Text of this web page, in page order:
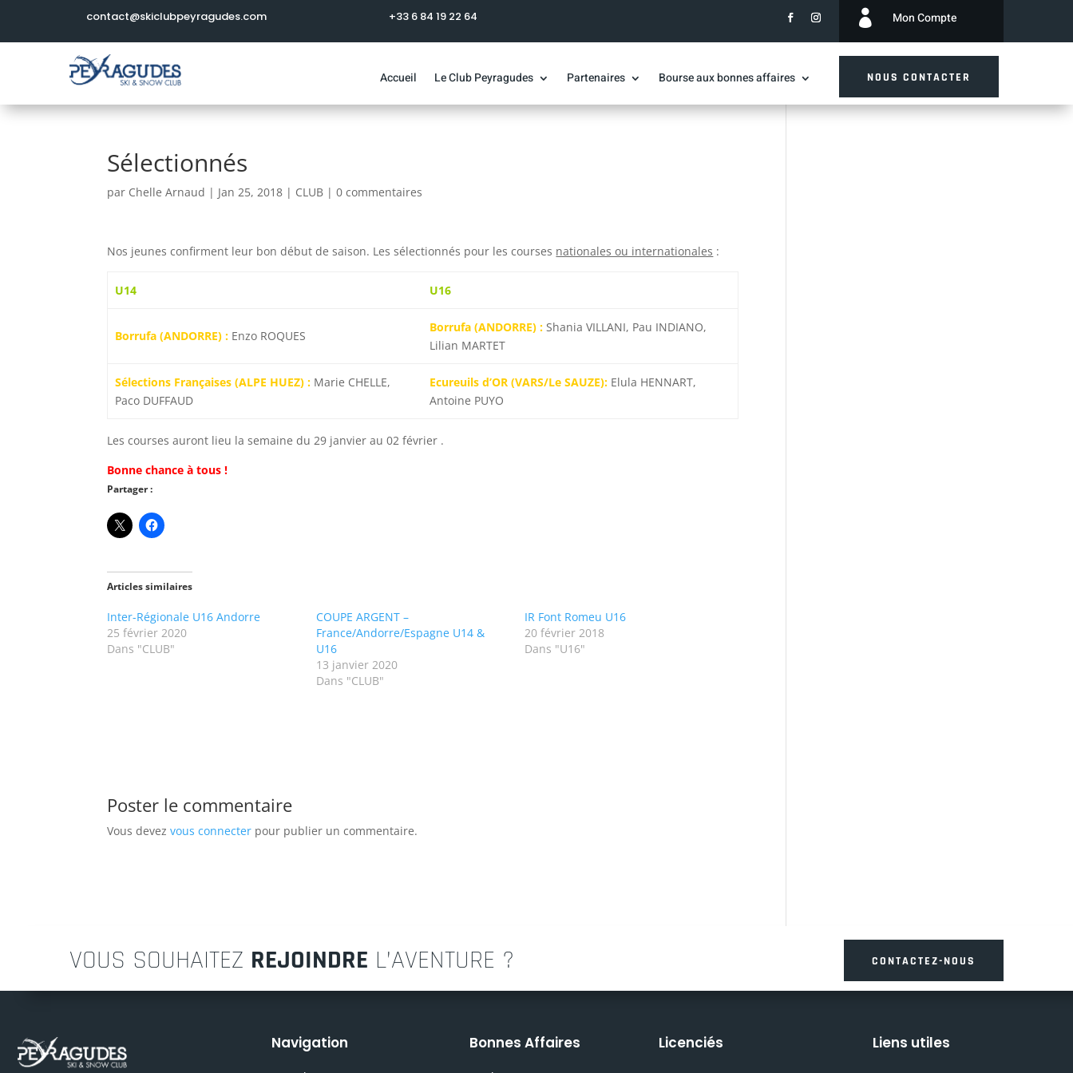
contact@skiclubpeyragudes.com +33 6 84 19 22 64  Mon Compte
Accueil Le Club Peyragudes Partenaires Bourse aux bonnes affaires NOUS CONTACTER
Sélectionnés
par Chelle Arnaud | Jan 25, 2018 | CLUB |0 commentaires
Nos jeunes confirment leur bon début de saison. Les sélectionnés pour les courses nationales ou internationales :
U14 U16
Borrufa (ANDORRE) :Enzo ROQUES
Borrufa (ANDORRE) :Shania VILLANI, Pau INDIANO,
Lilian MARTET
Sélections Françaises (ALPE HUEZ) :Marie CHELLE,
Paco DUFFAUD
Ecureuils d’OR (VARS/Le SAUZE):Elula HENNART,
Antoine PUYO
Les courses auront lieu la semaine du 29 janvier au 02 février .
Bonne chance à tous !
Partager :
Articles similaires
Inter-Régionale U16 Andorre
25 février 2020
Dans "CLUB"
COUPE ARGENT –
France/Andorre/Espagne U14 &
U16
13 janvier 2020
Dans "CLUB"
IR Font Romeu U16
20 février 2018
Dans "U16"
Poster le commentaire
Vous devezvous connecter pour publier un commentaire.
VOUS SOUHAITEZ REJOINDRE L’AVENTURE ? CONTACTEZ-NOUS
Navigation Bonnes Affaires Licenciés Liens utiles